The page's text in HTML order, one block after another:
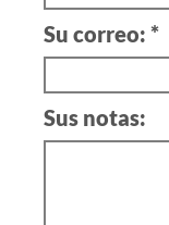
FundéuRAE
y la Real
Internet.
Su correo: *
Sus notas: